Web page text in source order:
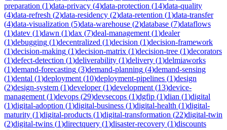
preparation (1)data-privacy (4)data-protection (14)data-quality
(4)data-refresh (2)data-residency (2)data-retention (1)data-transfer
(4)data-visualization (5)data-warehouse (2)database (7)dataflows
(1)datev (1)dawn (1)dax (7)deal-management (1)dealer
(1)debugging (1)decentralized (1)decision (1)decision-framework
(1)decision-making (1)decision-matrix (1)decision-tree (1)decorators
(1)defect-detection (1)deliverability (1)delivery (1)delmiaworks
(1)demand-forecasting (3)demand-planning (4)demand-sensing
(1)dental (1)deployment (10)deployment-pipelines (1)design
(2)design-system (1)developer(1)development (13)device-
management (1)devops (29)devsecops (1)dgfip (1)dian (1)digital
(1)digital-adoption (1)digital-business (1)digital-health (1)digital-
maturity (1)digital-products (1)digital-transformation (22)digital-twin
(2)digital-twins (1)directquery (1)disaster-recovery (1)discounts